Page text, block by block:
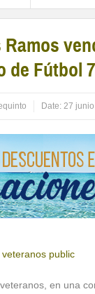
de Fútbol
Date: 27
en una